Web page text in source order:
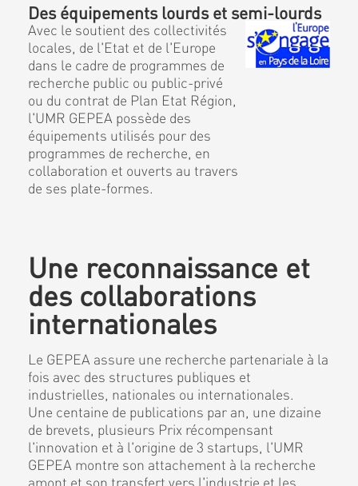
Des équipements lourds et semi-lourds
Avec le soutient des collectivités
locales, de l'Etat et de l'Europe
dans le cadre de programmes de
recherche public ou public-privé
ou du contrat de Plan Etat Région,
l'UMR GEPEA possède des
équipements utilisés pour des
programmes de recherche, en
collaboration et ouverts au travers
de ses plate-formes.
Une reconnaissance et
des collaborations
internationales
Le GEPEA assure une recherche partenariale à la
fois avec des structures publiques et
industrielles, nationales ou internationales.
Une centaine de publications par an, une dizaine
de brevets, plusieurs Prix récompensant
l'innovation et à l'origine de 3 startups, l'UMR
GEPEA montre son attachement à la recherche
amont et son transfert vers l'industrie et les